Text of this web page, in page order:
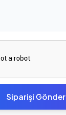
Siparişi Gönder